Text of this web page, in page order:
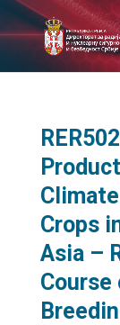
Crops
Asia –
Course